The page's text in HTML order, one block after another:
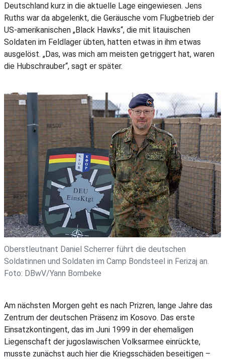
Deutschland kurz in die aktuelle Lage eingewiesen. Jens
Ruths war da abgelenkt, die Geräusche vom Flugbetrieb der
US-amerikanischen „Black Hawks“, die mit litauischen
Soldaten im Feldlager übten, hatten etwas in ihm etwas
ausgelöst. „Das, was mich am meisten getriggert hat, waren
die Hubschrauber“, sagt er später.
Oberstleutnant Daniel Scherrer führt die deutschen
Soldatinnen und Soldaten im Camp Bondsteel in Ferizaj an.
Foto: DBwV/Yann Bombeke
Am nächsten Morgen geht es nach Prizren, lange Jahre das
Zentrum der deutschen Präsenz im Kosovo. Das erste
Einsatzkontingent, das im Juni 1999 in der ehemaligen
Liegenschaft der jugoslawischen Volksarmee einrückte,
musste zunächst auch hier die Kriegsschäden beseitigen –